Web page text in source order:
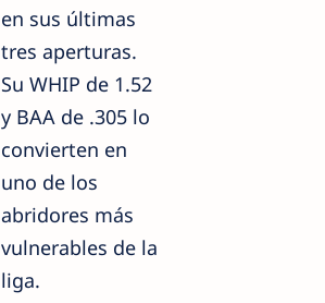
en sus últimas
tres aperturas.
Su WHIP de 1.52
y BAA de .305 lo
convierten en
uno de los
abridores más
vulnerables de la
liga.